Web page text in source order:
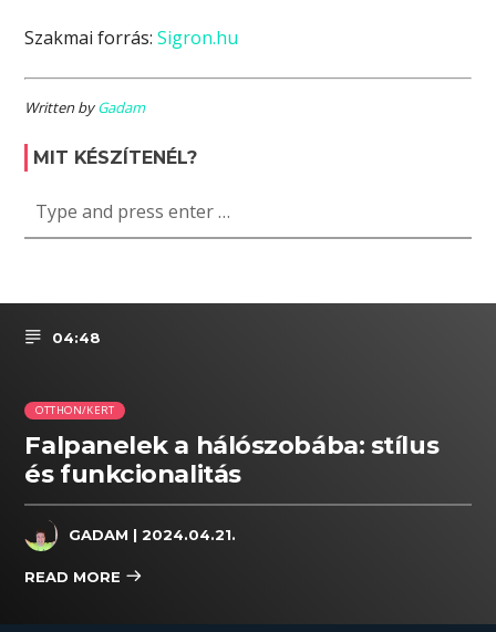
Szakmai forrás:Sigron.hu
Written byGadam
MIT KÉSZÍTENÉL?
04:48
OTTHON/KERT
Falpanelek a hálószobába: stílus
és funkcionalitás
GADAM | 2024.04.21.
READ MORE